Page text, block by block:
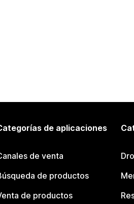
de aplicaciones
de venta
de productos
de productos